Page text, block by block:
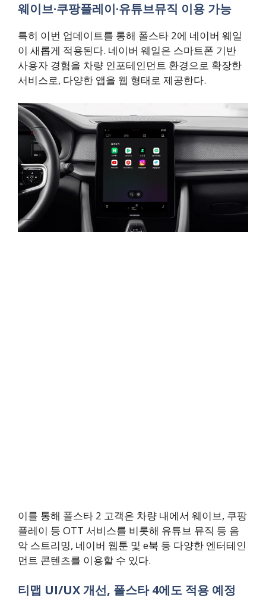
웨이브·쿠팡플레이·유튜브뮤직 이용 가능
특히 이번 업데이트를 통해 폴스타 2에 네이버 웨일
이 새롭게 적용된다. 네이버 웨일은 스마트폰 기반
사용자 경험을 차량 인포테인먼트 환경으로 확장한
서비스로, 다양한 앱을 웹 형태로 제공한다.
이를 통해 폴스타 2 고객은 차량 내에서 웨이브, 쿠팡
플레이 등 OTT 서비스를 비롯해 유튜브 뮤직 등 음
악 스트리밍, 네이버 웹툰 및 e북 등 다양한 엔터테인
먼트 콘텐츠를 이용할 수 있다.
티맵 UI/UX 개선, 폴스타 4에도 적용 예정